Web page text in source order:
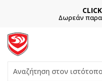
Δωρεάν
Αναζήτηση στον ιστότοπο